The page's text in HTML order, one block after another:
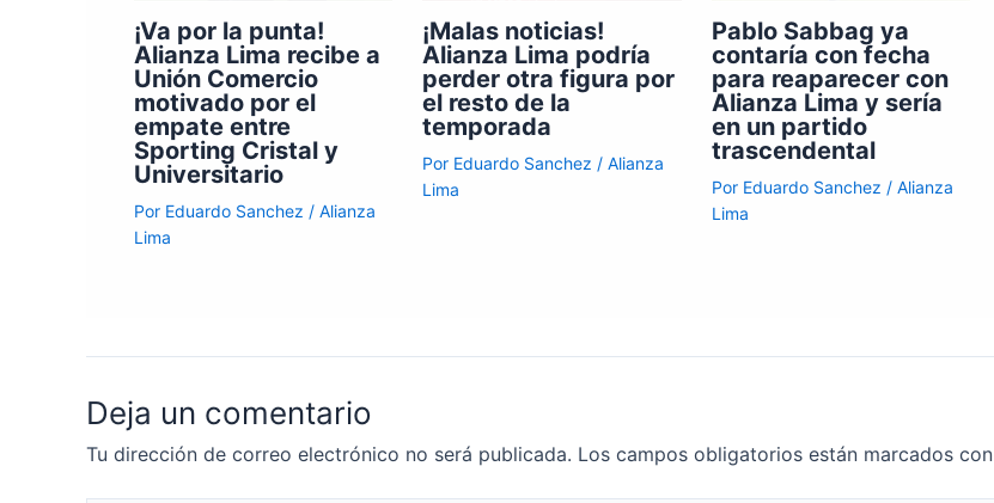
¡Va por la punta!
Alianza Lima recibe a
Unión Comercio
motivado por el
empate entre
Sporting Cristal y
Universitario
Por Eduardo Sanchez / Alianza
Lima
¡Malas noticias!
Alianza Lima podría
perder otra figura por
el resto de la
temporada
Por Eduardo Sanchez /Alianza
Lima
Pablo Sabbag ya
contaría con fecha
para reaparecer con
Alianza Lima y sería
en un partido
trascendental
Por Eduardo Sanchez / Alianza
Lima
Deja un comentario
Tu dirección de correo electrónico no será publicada. Los campos obligatorios están marcados con